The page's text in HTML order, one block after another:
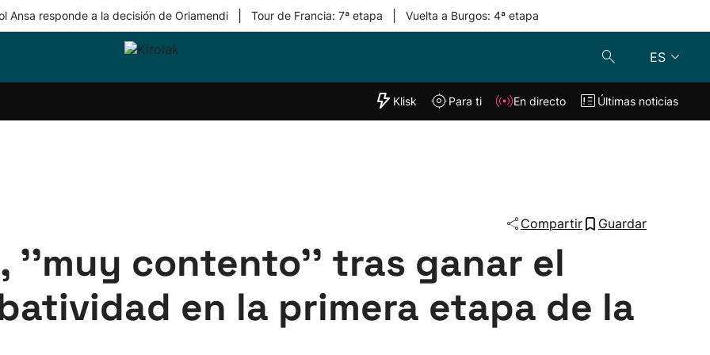
Ansa responde a la decisión de Oriamendi Tour de Francia: 7ª etapa Vuelta a Burgos: 4ª etapa
ES
Equipos
"Helmuga"
Klisk En directo
Klisk Para ti En directo Últimas noticias
Compartir Guardar
''muy contento'' tras ganar el
en la primera etapa de la